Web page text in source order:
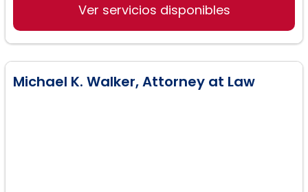
Ver servicios disponibles
Michael K. Walker, Attorney at Law